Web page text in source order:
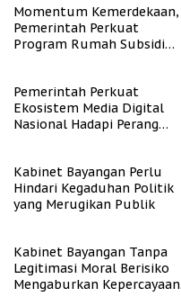
Momentum Kemerdekaan,
Pemerintah Perkuat
Program Rumah Subsidi
Pemerintah Perkuat
Ekosistem Media Digital
Nasional Hadapi Perang
Kabinet Bayangan Perlu
Hindari Kegaduhan Politik
yang Merugikan Publik
Kabinet Bayangan Tanpa
Legitimasi Moral Berisiko
Mengaburkan Kepercayaan